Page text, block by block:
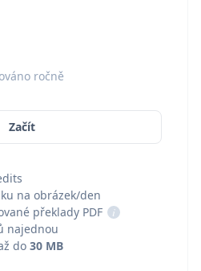
ročně
Začít
na obrázek/den
překlady PDF
i
najednou
do 30 MB